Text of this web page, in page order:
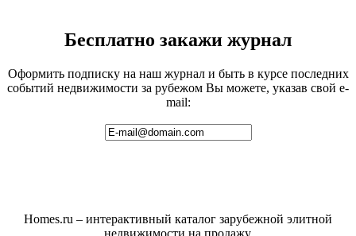
Бесплатно закажи журнал
Оформить подписку на наш журнал и быть в курсе последних
событий недвижимости за рубежом Вы можете, указав свой e-
mail:
Homes.ru – интерактивный каталог зарубежной элитной